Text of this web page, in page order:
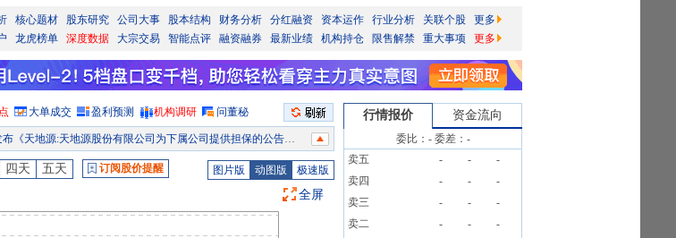
核心题材 股东研究 公司大事 股本结构 财务分析 分红融资 资本运作 行业分析 关联个股
更多
龙虎榜单 深度数据 大宗交易 智能点评 融资融券 最新业绩 机构持仓 限售解禁 重大事项 更多
大单成交 盈利预测 机构调研 问董秘
天地源:天地源股份有限公司为下属公司提供担保的公告》等2条公告
月31日质押总比例22.8%，质押总股数1.97亿股，质押总笔数5笔
源:天地源股份有限公司关于公司2025年年度报告信息披露监管问询函的回复公告》等2条公告
月24日质押总比例22.8%，质押总股数1.97亿股，质押总笔数5笔
四天 五天 订阅股价提醒 图片版 动图版 极速版
全屏
行情报价 资金流向
委比： -委差： -
卖五
- -
-
卖四
- -
-
卖三
- -
-
卖二
- -
-